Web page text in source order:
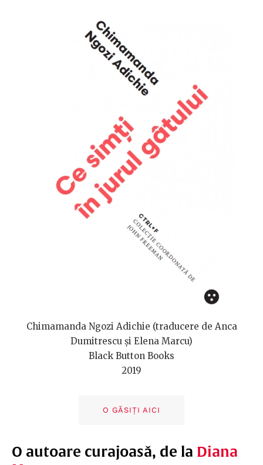
Chimamanda Ngozi Adichie (traducere de Anca
Dumitrescu și Elena Marcu)
Black Button Books
2019
O GĂSIȚI AICI
O autoare curajoasă, de la Diana